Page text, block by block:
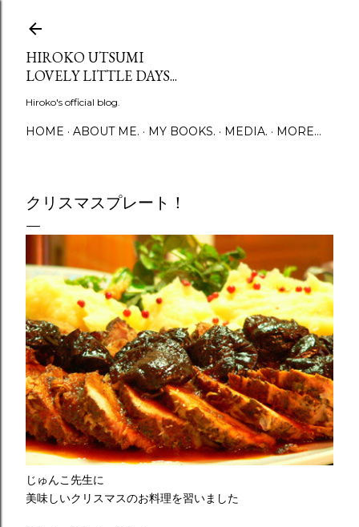
HIROKO UTSUMI
LOVELY LITTLE DAYS...
Hiroko's official blog.
HOME ABOUT ME. MY BOOKS. MEDIA. MORE…
クリスマスプレート！
じゅんこ先生に
美味しいクリスマスのお料理を習いました